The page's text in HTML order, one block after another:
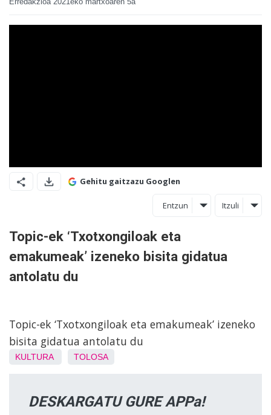
Gehitu gaitzazu Googlen
Entzun Itzuli
Topic-ek ‘Txotxongiloak eta
emakumeak’ izeneko bisita gidatua
antolatu du
Topic-ek ‘Txotxongiloak eta emakumeak’ izeneko
bisita gidatua antolatu du
KULTURA TOLOSA
DESKARGATU GURE APPa!